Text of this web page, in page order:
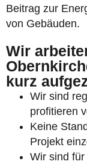
Beitrag zur
von Gebäuden.
Wir
kurz
Wir sind
profitieren
Keine
Projekt
Wir sind